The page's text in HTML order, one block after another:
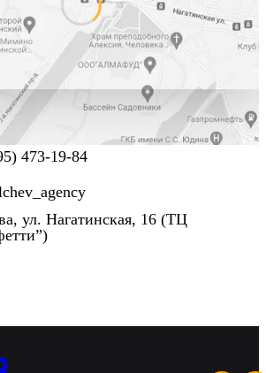
777-61-74
473-19-84
ул. Нагатинская, 16 (ТЦ